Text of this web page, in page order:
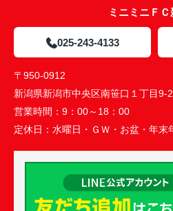
ミニミニＦ
025-243-4133
〒950-0912
新潟県新潟市中央区南笹口１丁目9-
営業時間： 9：00～18：00
定休日： 水曜日・ＧＷ・お盆・年末